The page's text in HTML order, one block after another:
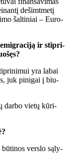
de­šimt­me­tį
šal­ti­niai – Eu­ro­
emig­ra­ci­ją ir stip­ri­
yra la­bai
juk pi­ni­gai į biu­
dar­bo vie­tų kū­ri­
bū­ti­nos ver­slo są­ly­